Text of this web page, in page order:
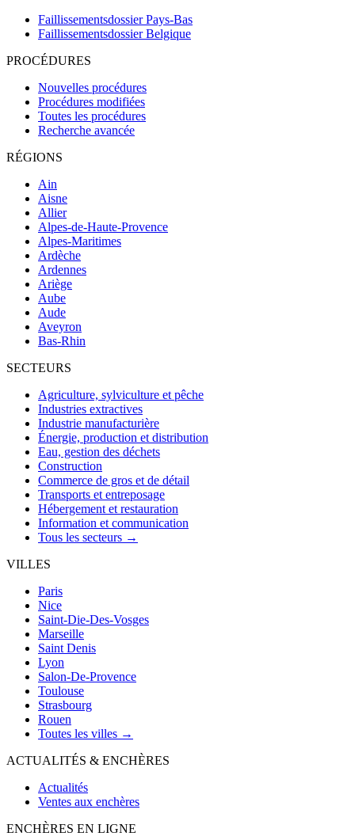
Faillissementsdossier Pays-Bas
Faillissementsdossier Belgique
PROCÉDURES
Nouvelles procédures
Procédures modifiées
Toutes les procédures
Recherche avancée
RÉGIONS
Ain
Aisne
Allier
Alpes-de-Haute-Provence
Alpes-Maritimes
Ardèche
Ardennes
Ariège
Aube
Aude
Aveyron
Bas-Rhin
SECTEURS
Agriculture, sylviculture et pêche
Industries extractives
Industrie manufacturière
Énergie, production et distribution
Eau, gestion des déchets
Construction
Commerce de gros et de détail
Transports et entreposage
Hébergement et restauration
Information et communication
Tous les secteurs →
VILLES
Paris
Nice
Saint-Die-Des-Vosges
Marseille
Saint Denis
Lyon
Salon-De-Provence
Toulouse
Strasbourg
Rouen
Toutes les villes →
ACTUALITÉS & ENCHÈRES
Actualités
Ventes aux enchères
ENCHÈRES EN LIGNE